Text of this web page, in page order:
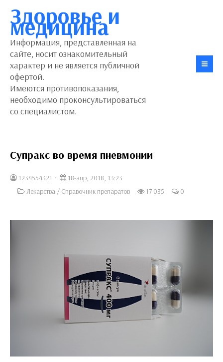
Здоровье и
медицина
Информация, представленная на
сайте, носит ознакомительный
характер и не является публичной
офертой.
Имеются противопоказания,
необходимо проконсультироваться
со специалистом.
Супракс во время пневмонии
1234554321
18-апр, 2018, 13:23
Лекарства / Справочник препаратов 17 035 0